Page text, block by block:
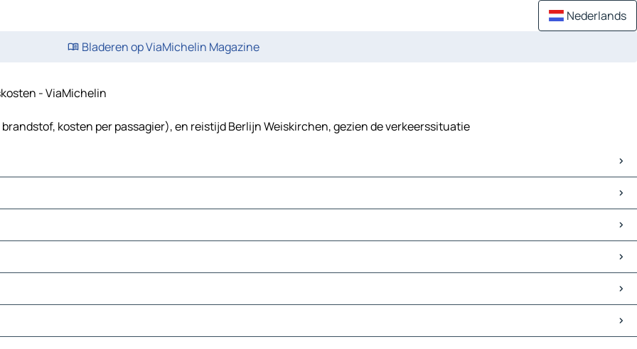
Nederlands
Bladeren op ViaMichelin Magazine
- ViaMichelin
kosten per passagier), en reistijd Berlijn Weiskirchen, gezien de verkeerssituatie